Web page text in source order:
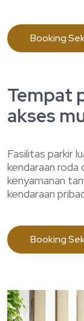
Booking
Tempat
akses
Fasilitas parkir
kendaraan roda
kenyamanan
kendaraan
Booking